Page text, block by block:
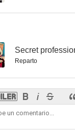
Secret
Reparto